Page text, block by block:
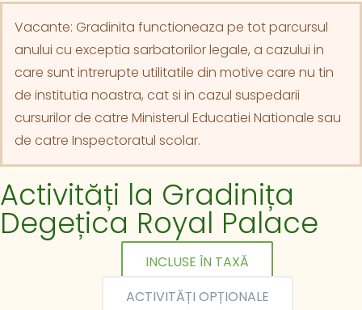
Vacante: Gradinita functioneaza pe tot parcursul
anului cu exceptia sarbatorilor legale, a cazului in
care sunt intrerupte utilitatile din motive care nu tin
de institutia noastra, cat si in cazul suspedarii
cursurilor de catre Ministerul Educatiei Nationale sau
de catre Inspectoratul scolar.
Activități la Gradinița
Degețica Royal Palace
INCLUSE ÎN TAXĂ
ACTIVITĂȚI OPȚIONALE